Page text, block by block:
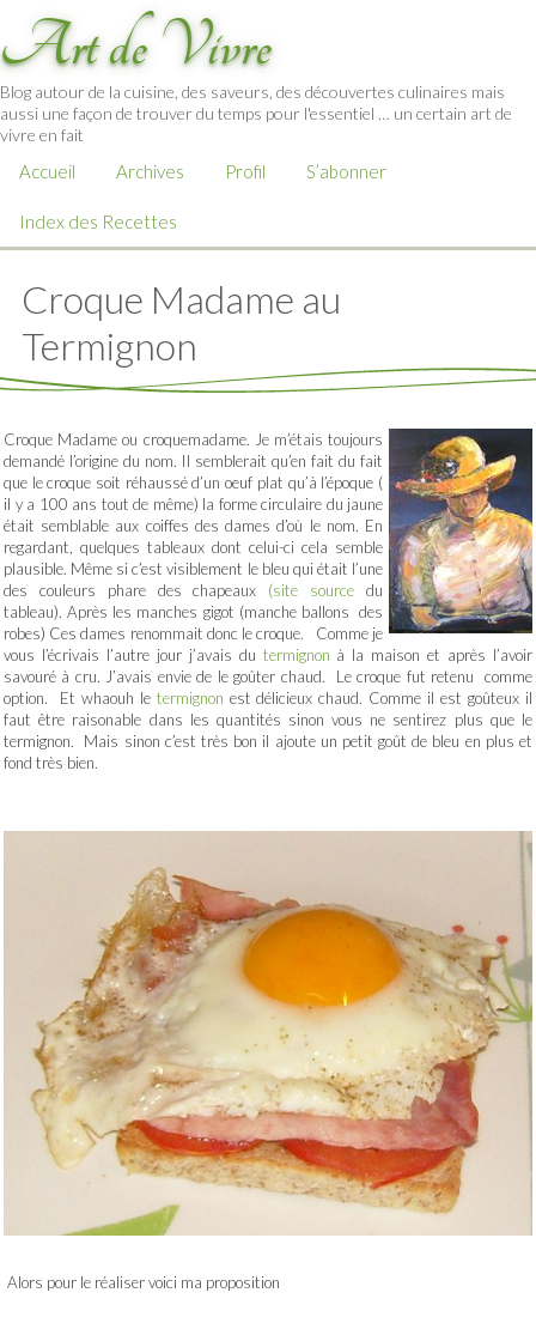
Art de Vivre
Blog autour de la cuisine, des saveurs, des découvertes culinaires mais
aussi une façon de trouver du temps pour l'essentiel … un certain art de
vivre en fait
Accueil Archives Profil S’abonner
Index des Recettes
Croque Madame au
Termignon
Croque Madame ou croquemadame. Je m’étais toujours
demandé l’origine du nom. Il semblerait qu’en fait du fait
que le croque soit réhaussé d’un oeuf plat qu’à l’époque (
il y a 100 ans tout de même) la forme circulaire du jaune
était semblable aux coiffes des dames d’où le nom. En
regardant, quelques tableaux dont celui-ci cela semble
plausible. Même si c’est visiblement le bleu qui était l’une
des couleurs phare des chapeaux (site source du
tableau). Après les manches gigot (manche ballons des
robes) Ces dames renommait donc le croque. Comme je
vous l’écrivais l’autre jour j’avais du termignon à la maison et après l’avoir
savouré à cru. J’avais envie de le goûter chaud. Le croque fut retenu comme
option. Et whaouh le termignon est délicieux chaud. Comme il est goûteux il
faut être raisonable dans les quantités sinon vous ne sentirez plus que le
termignon. Mais sinon c’est très bon il ajoute un petit goût de bleu en plus et
fond très bien.
Alors pour le réaliser voici ma proposition